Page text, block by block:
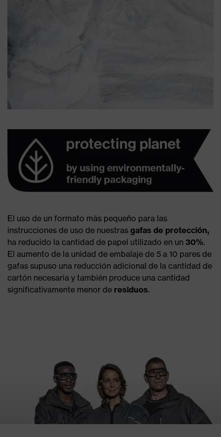
El uso de un formato más pequeño para las
instrucciones de uso de nuestras gafas de protección,
ha reducido la cantidad de papel utilizado en un 30%.
El aumento de la unidad de embalaje de 5 a 10 pares de
gafas supuso una reducción adicional de la cantidad de
cartón necesaria y también produce una cantidad
significativamente menor de residuos.